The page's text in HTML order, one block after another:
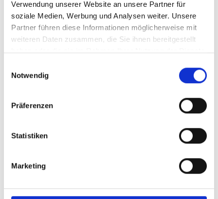
Verwendung unserer Website an unsere Partner für
soziale Medien, Werbung und Analysen weiter. Unsere
Partner führen diese Informationen möglicherweise mit
weiteren Daten zusammen, die Sie ihnen bereitgestellt
haben oder die sie im Rahmen Ihrer Nutzung der Dienste
Notwendig
Präferenzen
Statistiken
Marketing
Ja, mit mir ist zurechnen: Frances Tiafoe
Top-10-Mann Flavio Cobolli. Foto: TERRA